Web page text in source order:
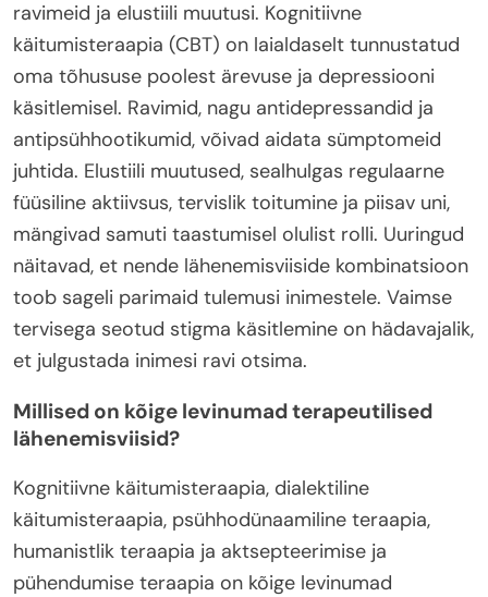
ravimeid ja elustiili muutusi. Kognitiivne
käitumisteraapia (CBT) on laialdaselt tunnustatud
oma tõhususe poolest ärevuse ja depressiooni
käsitlemisel. Ravimid, nagu antidepressandid ja
antipsühhootikumid, võivad aidata sümptomeid
juhtida. Elustiili muutused, sealhulgas regulaarne
füüsiline aktiivsus, tervislik toitumine ja piisav uni,
mängivad samuti taastumisel olulist rolli. Uuringud
näitavad, et nende lähenemisviiside kombinatsioon
toob sageli parimaid tulemusi inimestele. Vaimse
tervisega seotud stigma käsitlemine on hädavajalik,
et julgustada inimesi ravi otsima.
Millised on kõige levinumad terapeutilised
lähenemisviisid?
Kognitiivne käitumisteraapia, dialektiline
käitumisteraapia, psühhodünaamiline teraapia,
humanistlik teraapia ja aktsepteerimise ja
pühendumise teraapia on kõige levinumad